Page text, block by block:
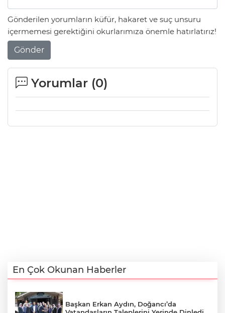
Gönderilen yorumların küfür, hakaret ve suç unsuru
içermemesi gerektiğini okurlarımıza önemle hatırlatırız!
Gönder
Yorumlar (0)
En Çok Okunan Haberler
Başkan Erkan Aydın, Doğancı’da